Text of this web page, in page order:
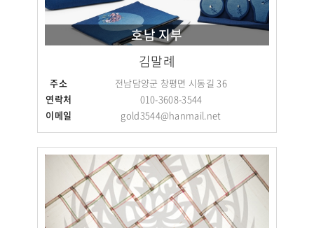
호남 지부
김말례
주소
전남담양군 창평면 시동길 36
연락처
010-3608-3544
이메일
gold3544@hanmail.net